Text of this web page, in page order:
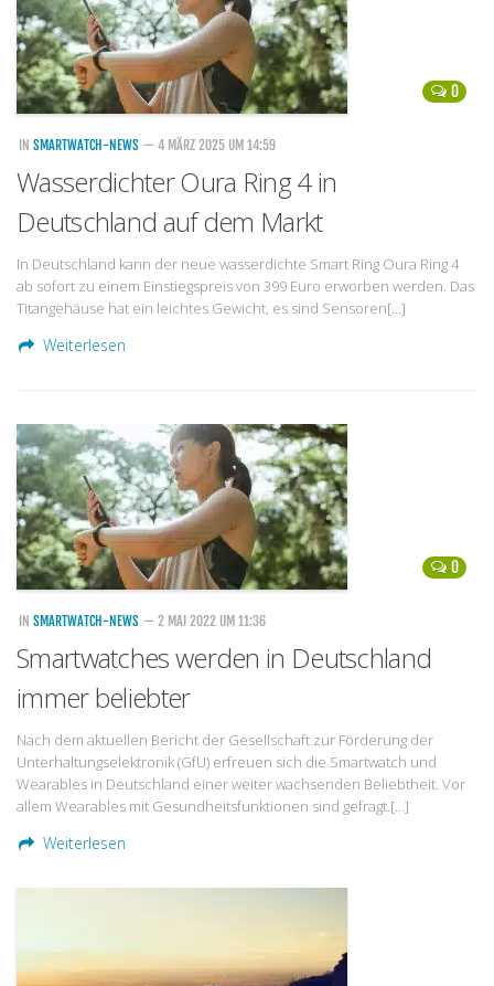
0
IN SMARTWATCH-NEWS — 4 MÄRZ 2025 UM 14:59
Wasserdichter Oura Ring 4 in
Deutschland auf dem Markt
In Deutschland kann der neue wasserdichte Smart Ring Oura Ring 4
ab sofort zu einem Einstiegspreis von 399 Euro erworben werden. Das
Titangehäuse hat ein leichtes Gewicht, es sind Sensoren[…]
Weiterlesen
0
IN SMARTWATCH-NEWS — 2 MAI 2022 UM 11:36
Smartwatches werden in Deutschland
immer beliebter
Nach dem aktuellen Bericht der Gesellschaft zur Förderung der
Unterhaltungselektronik (GfU) erfreuen sich die Smartwatch und
Wearables in Deutschland einer weiter wachsenden Beliebtheit. Vor
allem Wearables mit Gesundheitsfunktionen sind gefragt.[…]
Weiterlesen